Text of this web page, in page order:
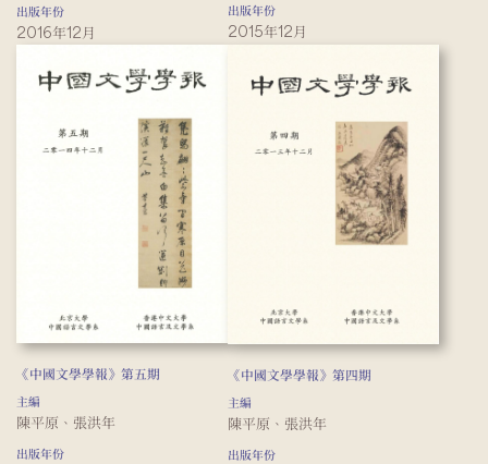
出版年份
2016年12月
出版年份
2015年12月
《中國文學學報》第五期
主編
陳平原、張洪年
出版年份
《中國文學學報》第四期
主編
陳平原、張洪年
出版年份